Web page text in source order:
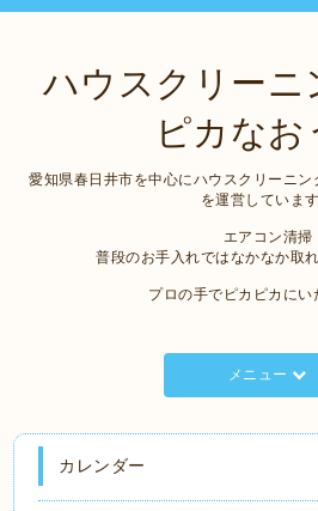
ハウスクリーニ
ピカなお
愛知県春日井市を中心にハウスクリーニ
を運営しています
エアコン清掃
普段のお手入れではなかなか取
プロの手でピカピカにい
メニュー
カレンダー